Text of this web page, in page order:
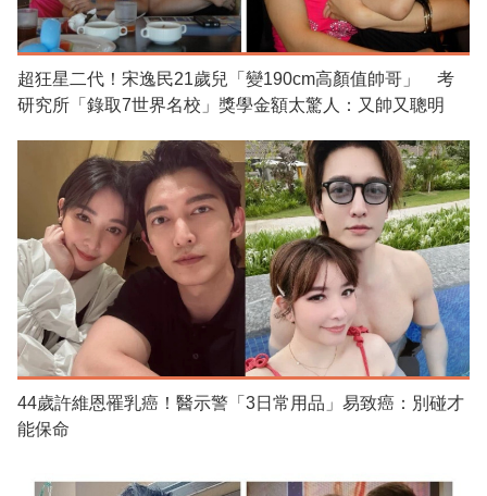
超狂星二代！宋逸民21歲兒「變190cm高顏值帥哥」 考
研究所「錄取7世界名校」獎學金額太驚人：又帥又聰明
44歲許維恩罹乳癌！醫示警「3日常用品」易致癌：別碰才
能保命